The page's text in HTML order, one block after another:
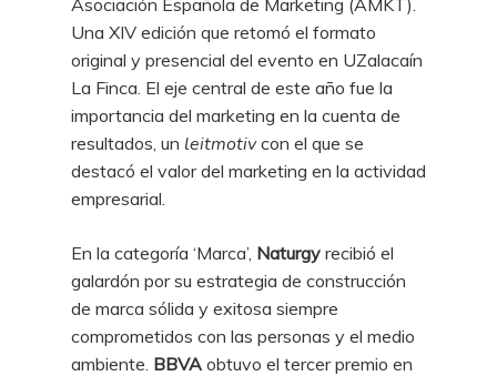
Asociación Española de Marketing (AMKT).
Una XIV edición que retomó el formato
original y presencial del evento en UZalacaín
La Finca. El eje central de este año fue la
importancia del marketing en la cuenta de
resultados, un leitmotivcon el que se
destacó el valor del marketing en la actividad
empresarial.
En la categoría ‘Marca’, Naturgy recibió el
galardón por su estrategia de construcción
de marca sólida y exitosa siempre
comprometidos con las personas y el medio
ambiente. BBVA obtuvo el tercer premio en